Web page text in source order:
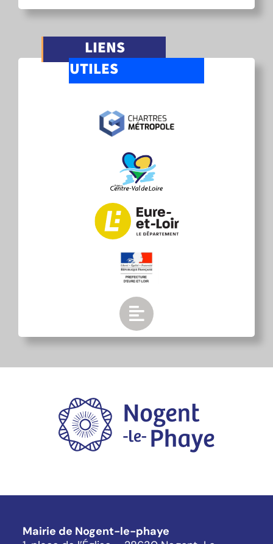
LIENS
UTILES
Mairie de Nogent-le-phaye